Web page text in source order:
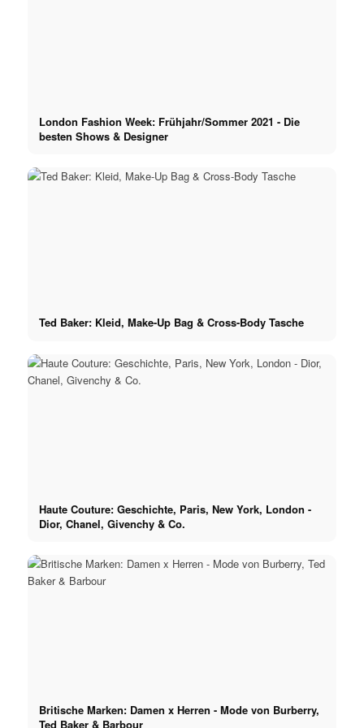
London Fashion Week: Frühjahr/Sommer 2021 - Die
besten Shows & Designer
Ted Baker: Kleid, Make-Up Bag & Cross-Body Tasche
Haute Couture: Geschichte, Paris, New York, London -
Dior, Chanel, Givenchy & Co.
Britische Marken: Damen x Herren - Mode von Burberry,
Ted Baker & Barbour